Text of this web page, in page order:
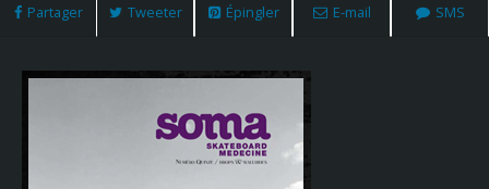
Partager Tweeter Épingler E-mail SMS